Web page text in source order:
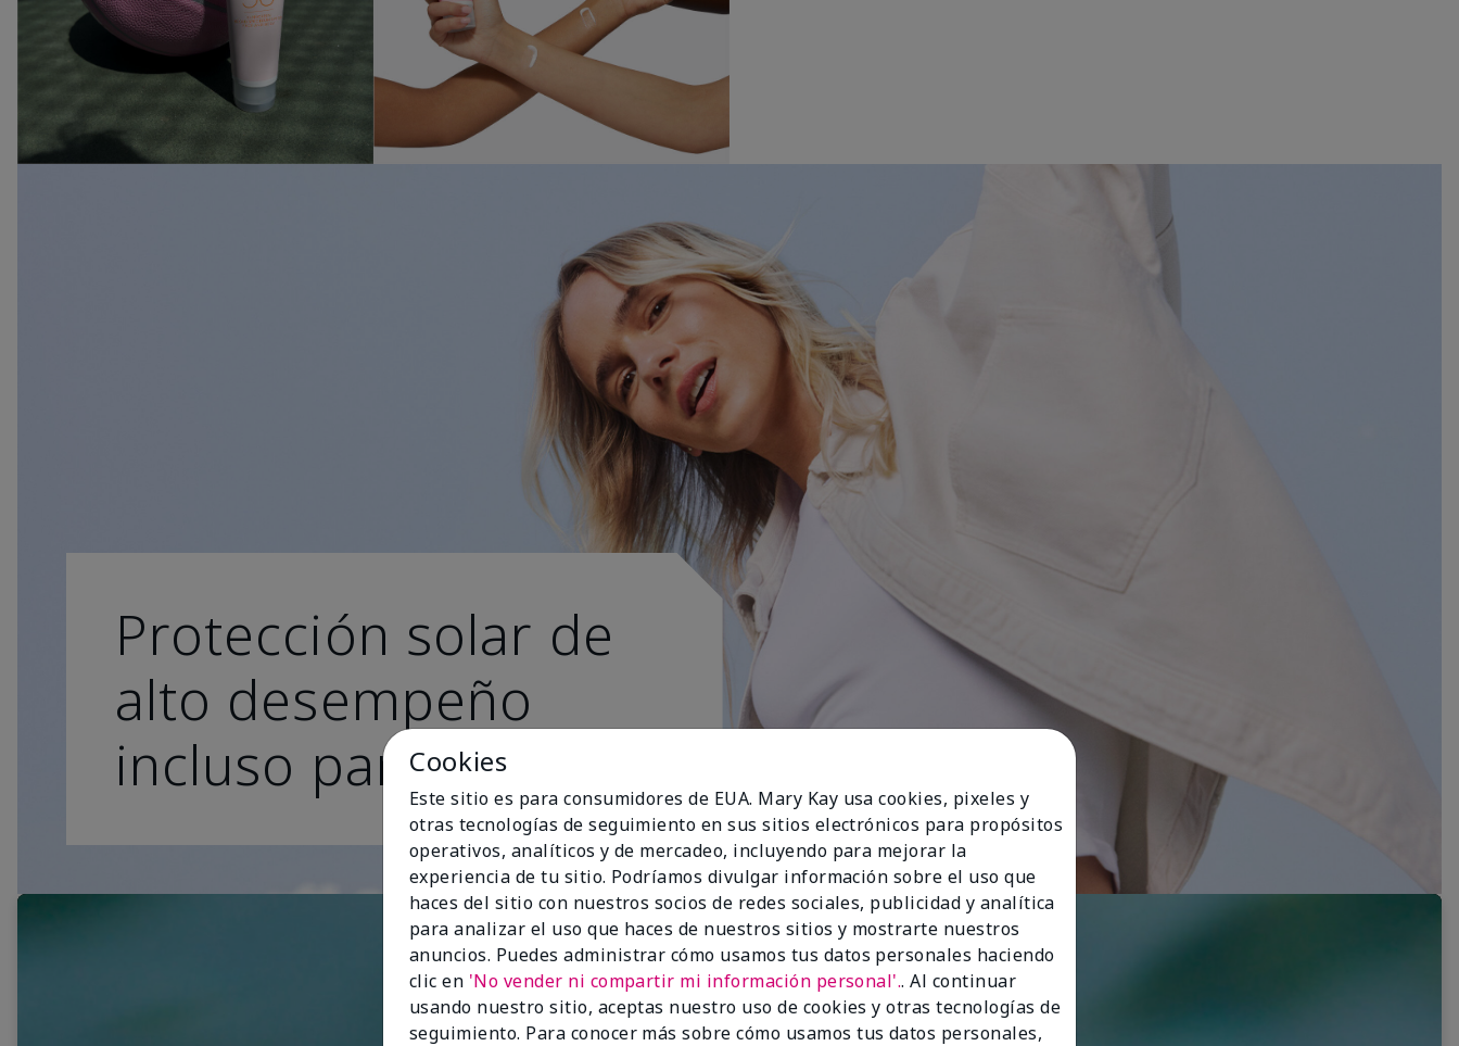
Protección solar de
alto desempeño
incluso para los esti
Cookies
Este sitio es para consumidores de EUA. Mary Kay usa cookies, pixeles y
otras tecnologías de seguimiento en sus sitios electrónicos para propósitos
operativos, analíticos y de mercadeo, incluyendo para mejorar la
experiencia de tu sitio. Podríamos divulgar información sobre el uso que
haces del sitio con nuestros socios de redes sociales, publicidad y analítica
para analizar el uso que haces de nuestros sitios y mostrarte nuestros
anuncios. Puedes administrar cómo usamos tus datos personales haciendo
clic en 'No vender ni compartir mi información personal'.. Al continuar
usando nuestro sitio, aceptas nuestro uso de cookies y otras tecnologías de
seguimiento. Para conocer más sobre cómo usamos tus datos personales,